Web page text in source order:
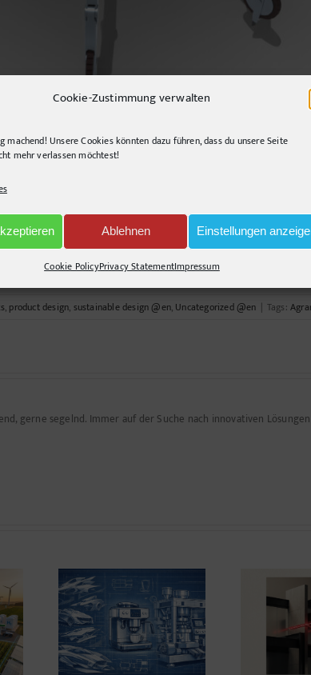
Cookie-Zustimmung verwalten
machend! Unsere Cookies könnten dazu führen, dass du unsere Seite
mehr verlassen möchtest!
Ablehnen Einstellungen
Cookie PolicyPrivacy StatementImpressum
Field Crawlers or Ruxells. The resolution in the podcast!
, product design, sustainable design @en, Uncategorized @en | Tags: Agrar
gerne segelnd. Immer auf der Suche nach innovativen
Stil,
Prokrastination, aber
mit Ergebnis